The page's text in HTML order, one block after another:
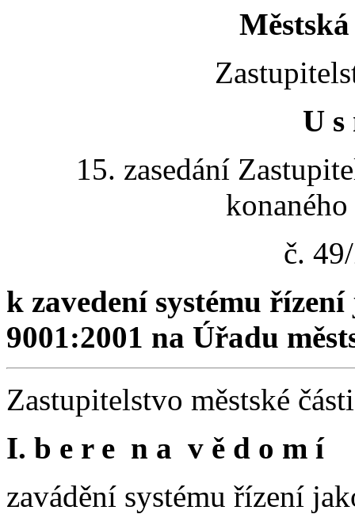
U s
15. zasedání
č.
k zavedení systému
9001:2001 na Úřadu
Zastupitelstvo městské
I. b e r e n a v ě d o m í
zavádění systému řízení